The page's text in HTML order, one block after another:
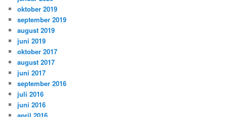
oktober 2019
september 2019
august 2019
juni 2019
oktober 2017
august 2017
juni 2017
september 2016
juli 2016
juni 2016